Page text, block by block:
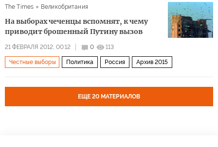
The Times
Великобритания
На выборах чеченцы вспомнят, к чему
приводит брошенный Путину вызов
21 ФЕВРАЛЯ 2012, 00:12 0 113
Честные выборы Политика Россия Архив 2015
ЕЩЕ 20 МАТЕРИАЛОВ